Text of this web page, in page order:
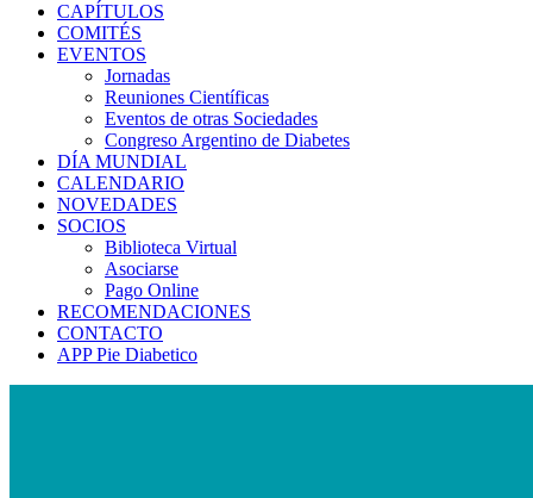
CAPÍTULOS
COMITÉS
EVENTOS
Jornadas
Reuniones Científicas
Eventos de otras Sociedades
Congreso Argentino de Diabetes
DÍA MUNDIAL
CALENDARIO
NOVEDADES
SOCIOS
Biblioteca Virtual
Asociarse
Pago Online
RECOMENDACIONES
CONTACTO
APP Pie Diabetico